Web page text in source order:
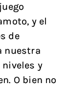
y el
de
nuestra
y
O bien no